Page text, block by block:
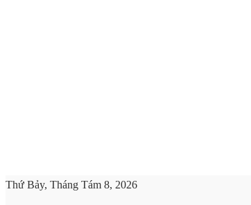
Thứ Bảy, Tháng Tám 8, 2026